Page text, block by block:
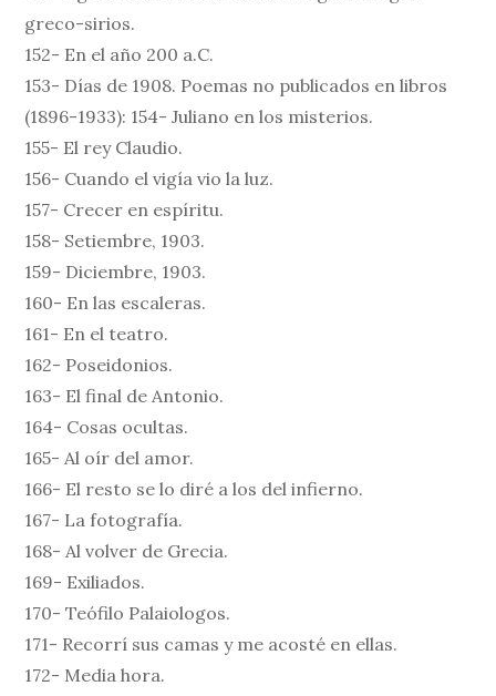
greco-sirios.
152- En el año 200 a.C.
153- Días de 1908. Poemas no publicados en libros
(1896-1933): 154- Juliano en los misterios.
155- El rey Claudio.
156- Cuando el vigía vio la luz.
157- Crecer en espíritu.
158- Setiembre, 1903.
159- Diciembre, 1903.
160- En las escaleras.
161- En el teatro.
162- Poseidonios.
163- El final de Antonio.
164- Cosas ocultas.
165- Al oír del amor.
166- El resto se lo diré a los del infierno.
167- La fotografía.
168- Al volver de Grecia.
169- Exiliados.
170- Teófilo Palaiologos.
171- Recorrí sus camas y me acosté en ellas.
172- Media hora.